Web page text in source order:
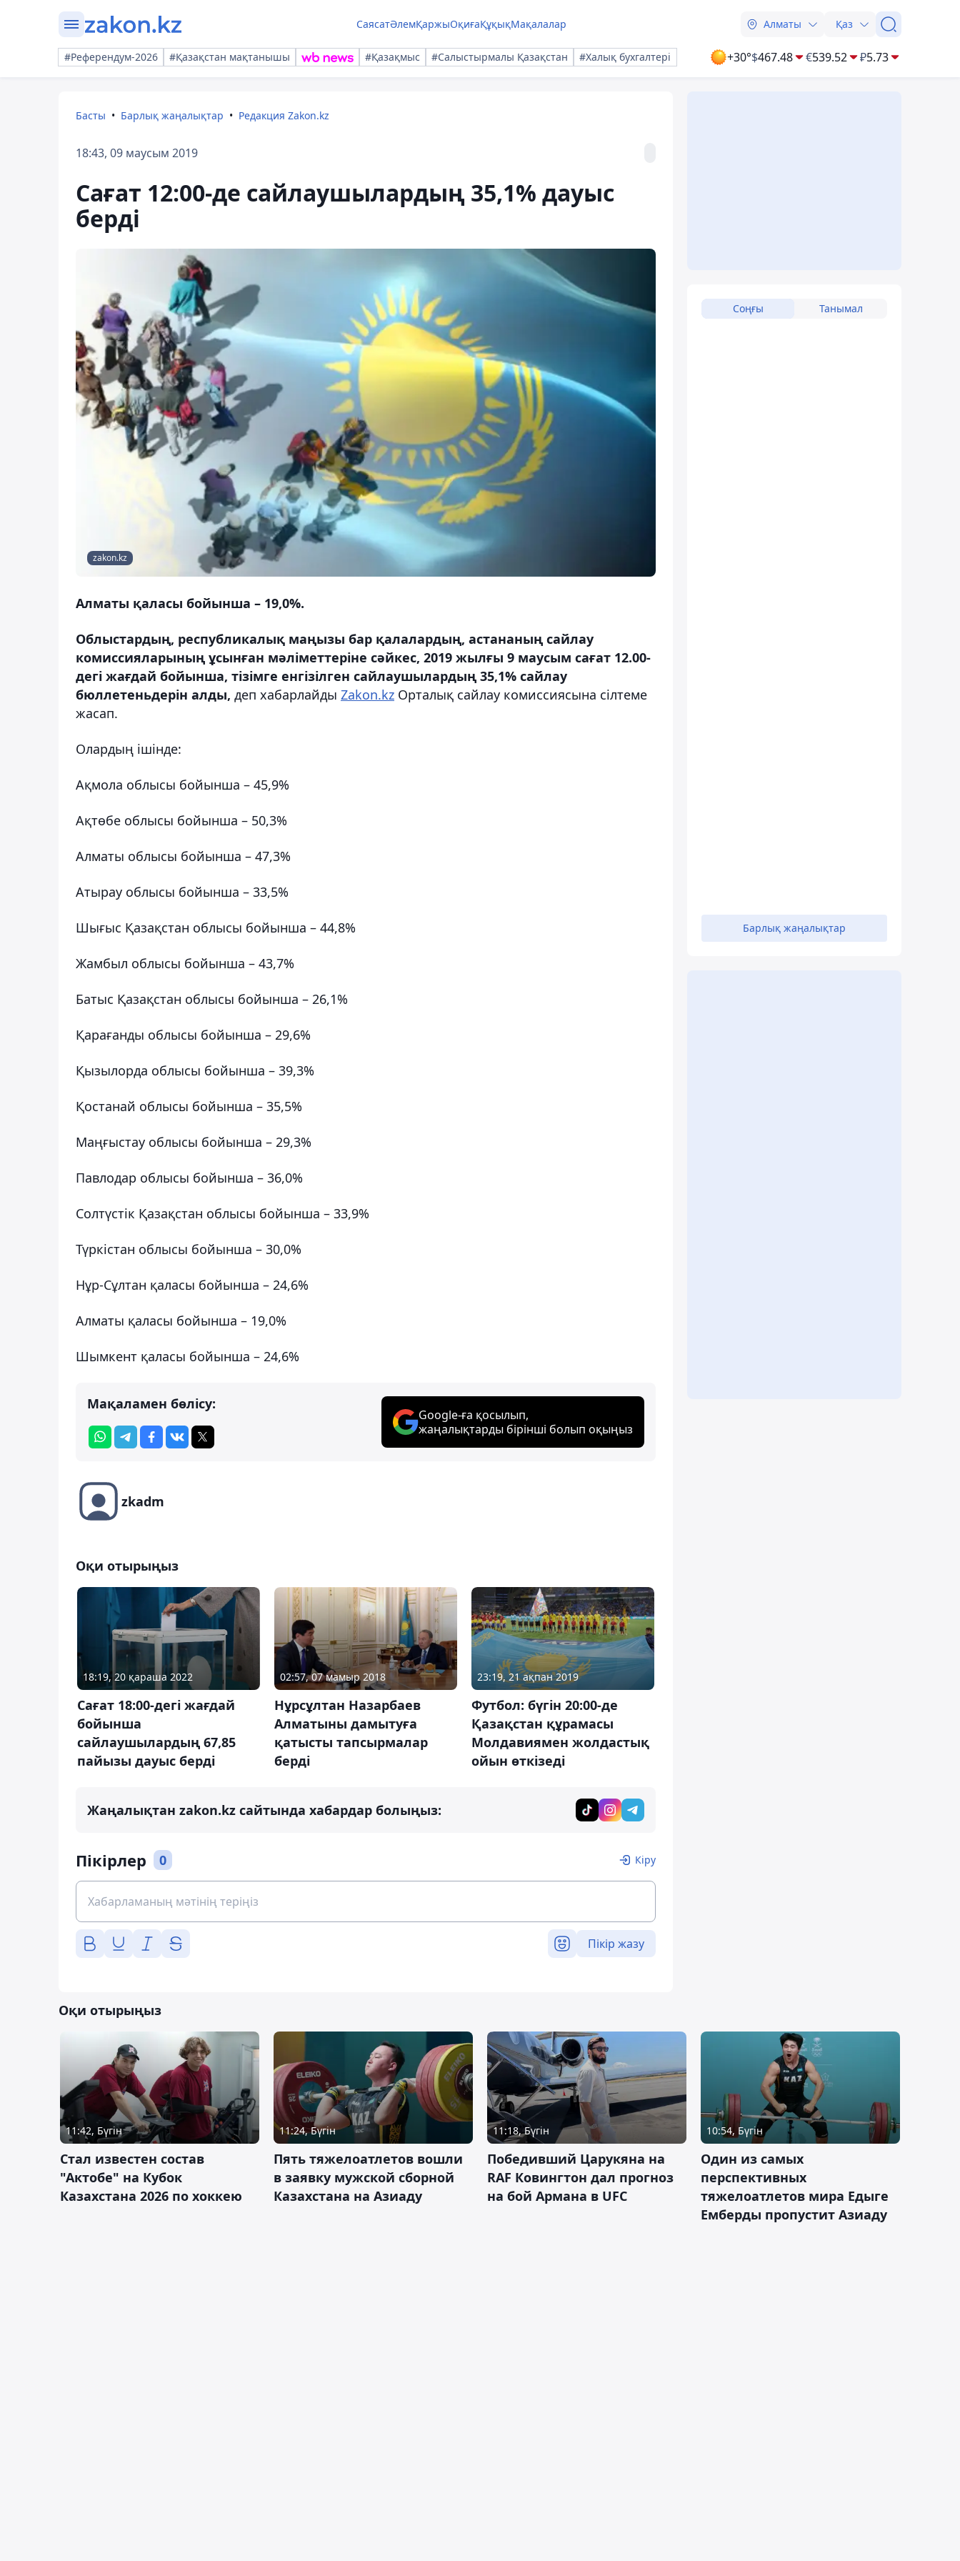
СаясатӘлемҚаржыОқиғаҚұқықМақалалар Алматы Қаз
#Референдум-2026 #Қазақстан мақтанышы #Қазақмыс #Салыстырмалы Қазақстан #Халық бухгалтері +30°$467.48 €539.52 ₽5.73
Басты Барлық жаңалықтар Редакция Zakon.kz
18:43, 09 маусым 2019
Сағат 12:00-де сайлаушылардың 35,1% дауыс
берді
zakon.kz
Алматы қаласы бойынша – 19,0%.
Облыстардың, республикалық маңызы бар қалалардың, астананың сайлау
комиссияларының ұсынған мәліметтеріне сәйкес, 2019 жылғы 9 маусым сағат 12.00-
дегі жағдай бойынша, тізімге енгізілген сайлаушылардың 35,1% сайлау
бюллетеньдерін алды, деп хабарлайды Zakon.kz Орталық сайлау комиссиясына сілтеме
жасап.
Олардың ішінде:
Ақмола облысы бойынша – 45,9%
Ақтөбе облысы бойынша – 50,3%
Алматы облысы бойынша – 47,3%
Атырау облысы бойынша – 33,5%
Шығыс Қазақстан облысы бойынша – 44,8%
Жамбыл облысы бойынша – 43,7%
Батыс Қазақстан облысы бойынша – 26,1%
Қарағанды облысы бойынша – 29,6%
Қызылорда облысы бойынша – 39,3%
Қостанай облысы бойынша – 35,5%
Маңғыстау облысы бойынша – 29,3%
Павлодар облысы бойынша – 36,0%
Солтүстік Қазақстан облысы бойынша – 33,9%
Түркістан облысы бойынша – 30,0%
Нұр-Сұлтан қаласы бойынша – 24,6%
Алматы қаласы бойынша – 19,0%
Шымкент қаласы бойынша – 24,6%
Мақаламен бөлісу:
Google-ға қосылып,
жаңалықтарды бірінші болып оқыңыз
zkadm
Оқи отырыңыз
18:19, 20 қараша 2022
Сағат 18:00-дегі жағдай
бойынша
сайлаушылардың 67,85
пайызы дауыс берді
02:57, 07 мамыр 2018
Нұрсұлтан Назарбаев
Алматыны дамытуға
қатысты тапсырмалар
берді
23:19, 21 ақпан 2019
Футбол: бүгін 20:00-де
Қазақстан құрамасы
Молдавиямен жолдастық
ойын өткізеді
Жаңалықтан zakon.kz сайтында хабардар болыңыз:
Пікірлер 0 Кіру
Пікір жазу
Соңғы Танымал
Барлық жаңалықтар
Оқи отырыңыз
11:42, Бүгін
Стал известен состав
"Актобе" на Кубок
Казахстана 2026 по хоккею
11:24, Бүгін
Пять тяжелоатлетов вошли
в заявку мужской сборной
Казахстана на Азиаду
11:18, Бүгін
Победивший Царукяна на
RAF Ковингтон дал прогноз
на бой Армана в UFC
10:54, Бүгін
Один из самых
перспективных
тяжелоатлетов мира Едыге
Емберды пропустит Азиаду